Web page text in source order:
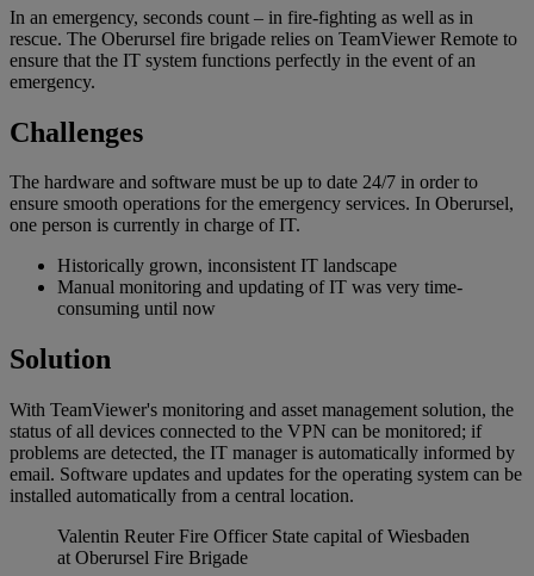
In an emergency, seconds count – in fire-fighting as well as in
rescue. The Oberursel fire brigade relies on TeamViewer Remote to
ensure that the IT system functions perfectly in the event of an
emergency.
Challenges
The hardware and software must be up to date 24/7 in order to
ensure smooth operations for the emergency services. In Oberursel,
one person is currently in charge of IT.
Historically grown, inconsistent IT landscape
Manual monitoring and updating of IT was very time-
consuming until now
Solution
With TeamViewer's monitoring and asset management solution, the
status of all devices connected to the VPN can be monitored; if
problems are detected, the IT manager is automatically informed by
email. Software updates and updates for the operating system can be
installed automatically from a central location.
Valentin Reuter Fire Officer State capital of Wiesbaden
at Oberursel Fire Brigade